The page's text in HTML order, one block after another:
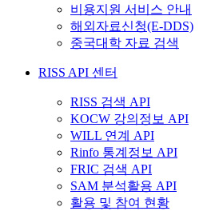
비용지원 서비스 안내
해외자료신청(E-DDS)
중국대학 자료 검색
RISS API 센터
RISS 검색 API
KOCW 강의정보 API
WILL 연계 API
Rinfo 통계정보 API
FRIC 검색 API
SAM 분석활용 API
활용 및 참여 현황